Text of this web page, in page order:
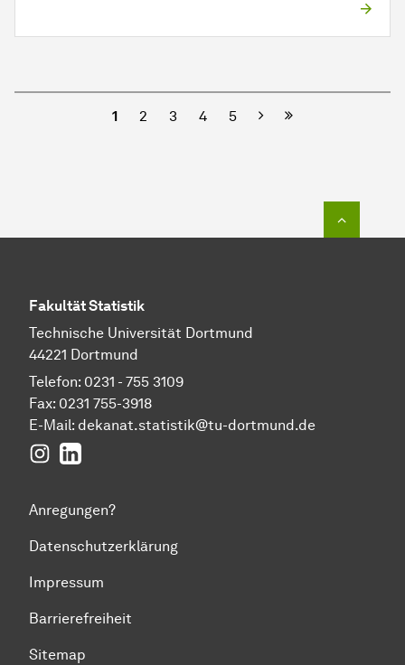
1 2 3 4 5 Nächste
Fakultät Statistik
Technische Universität Dortmund
44221 Dortmund
Telefon: 0231 - 755 3109
Fax: 0231 755-3918
E-Mail: dekanat.statistik@tu-dortmund.de
Instagram
LinkedIn
Anregungen?
Datenschutzerklärung
Impressum
Barrierefreiheit
Sitemap